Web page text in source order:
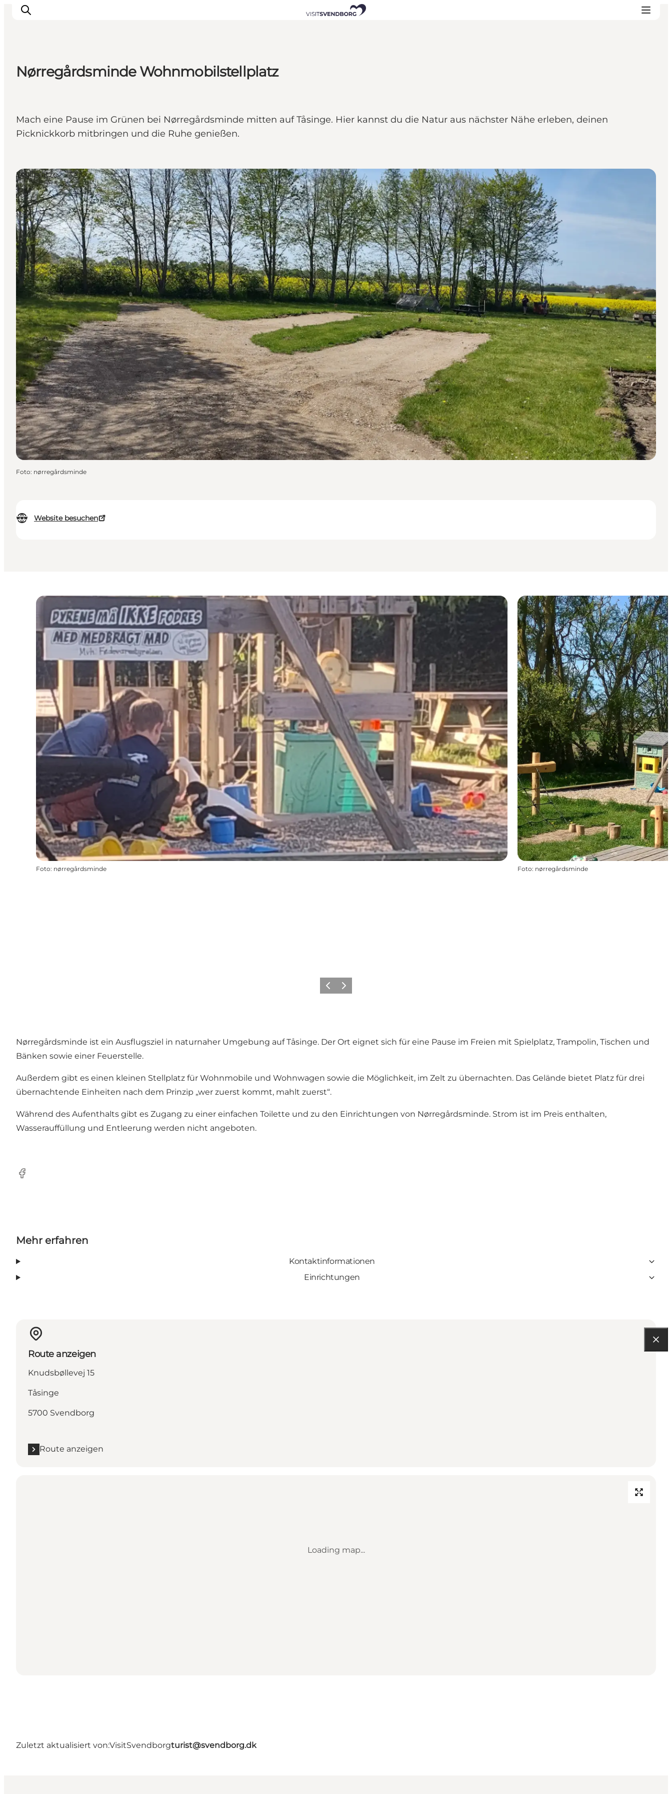
Shopping in Svendborg
Übernachtung
Den Urlaub planen
Nørregårdsminde Wohnmobilstellplatz
Mach eine Pause im Grünen bei Nørregårdsminde mitten auf Tåsinge. Hier kannst du die Natur aus nächster Nähe erleben, deinen
Picknickkorb mitbringen und die Ruhe genießen.
Website besuchen
Stellplätze
Foto: nørregårdsminde
Foto: nørregårdsminde Foto: nørregårdsminde
Vorherige Folie
Nächste Folie
Nørregårdsminde ist ein Ausflugsziel in naturnaher Umgebung auf Tåsinge. Der Ort eignet sich für eine Pause im Freien mit Spielplatz, Trampolin, Tischen und
Bänken sowie einer Feuerstelle.
Außerdem gibt es einen kleinen Stellplatz für Wohnmobile und Wohnwagen sowie die Möglichkeit, im Zelt zu übernachten. Das Gelände bietet Platz für drei
übernachtende Einheiten nach dem Prinzip „wer zuerst kommt, mahlt zuerst“.
Während des Aufenthalts gibt es Zugang zu einer einfachen Toilette und zu den Einrichtungen von Nørregårdsminde. Strom ist im Preis enthalten,
Wasserauffüllung und Entleerung werden nicht angeboten.
Facebook
Mehr erfahren
Kontaktinformationen
Einrichtungen
Route anzeigen
Knudsbøllevej 15
Tåsinge
5700 Svendborg
Route anzeigen
Loading map...
Zuletzt aktualisiert von:VisitSvendborgturist@svendborg.dk